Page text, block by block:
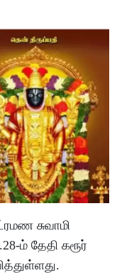
சுவாமி
ம் தேதி கரூர்